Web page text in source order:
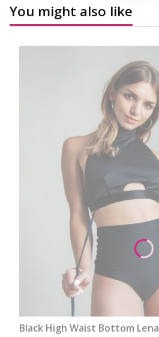
You might also like
Black High Waist Bottom Lena